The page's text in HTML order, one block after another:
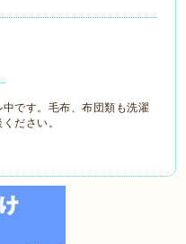
です。毛布、布団類も洗濯
ださい。